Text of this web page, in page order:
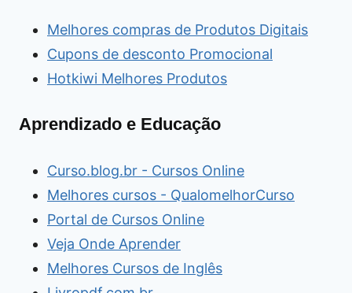
Melhores compras de Produtos Digitais
Cupons de desconto Promocional
Hotkiwi Melhores Produtos
Aprendizado e Educação
Curso.blog.br - Cursos Online
Melhores cursos - QualomelhorCurso
Portal de Cursos Online
Veja Onde Aprender
Melhores Cursos de Inglês